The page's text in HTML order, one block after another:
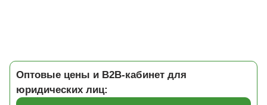
Оптовые цены и B2B-кабинет для
юридических лиц: